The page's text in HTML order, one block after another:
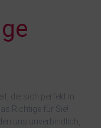
die sich perfekt in
Richtige für Sie!
uns unverbindlich,